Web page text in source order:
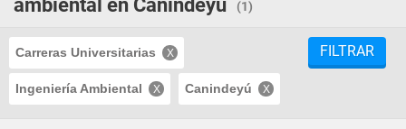
ambiental en Canindeyú
(1)
Carreras Universitarias
Ingeniería Ambiental Canindeyú
FILTRAR